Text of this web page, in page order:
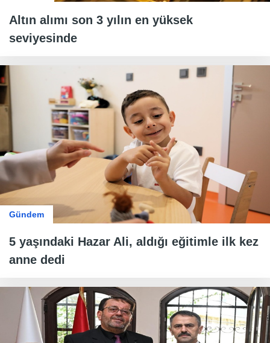
Altın alımı son 3 yılın en yüksek
seviyesinde
Gündem
5 yaşındaki Hazar Ali, aldığı eğitimle ilk kez
anne dedi